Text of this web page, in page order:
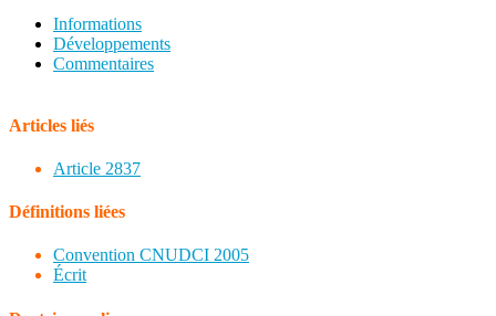
Informations
Développements
Commentaires
Articles liés
Article 2837
Définitions liées
Convention CNUDCI 2005
Écrit